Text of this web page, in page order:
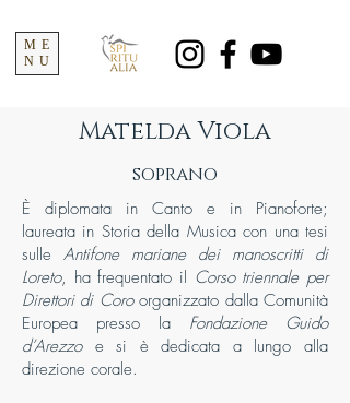
ME
NU
Matelda Viola
soprano
È diplomata in Canto e in Pianoforte;
laureata in Storia della Musica con una tesi
sulle Antifone mariane dei manoscritti di
Loreto, ha frequentato il Corso triennale per
Direttori di Coroorganizzato dalla Comunità
Europea presso la Fondazione Guido
d’Arezzoe si è dedicata a lungo alla
direzione corale.